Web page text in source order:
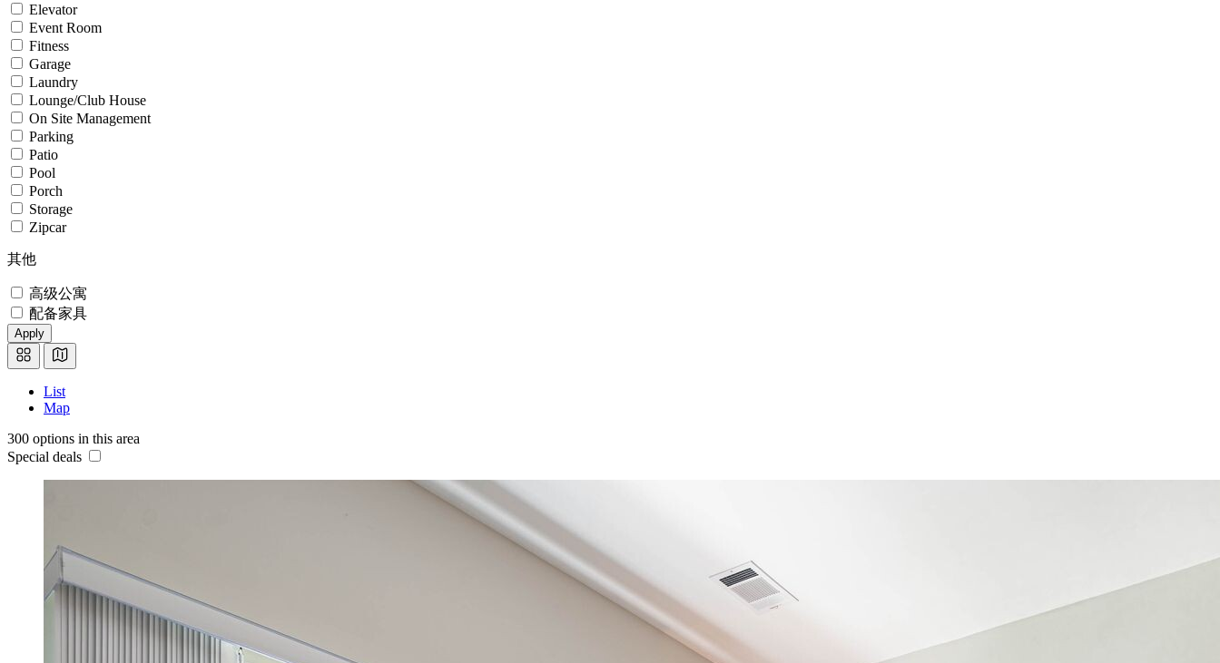
Elevator
Event Room
Fitness
Garage
Laundry
Lounge/Club House
On Site Management
Parking
Patio
Pool
Porch
Storage
Zipcar
其他
高级公寓
配备家具
Apply
List
Map
300 options in this area
Special deals